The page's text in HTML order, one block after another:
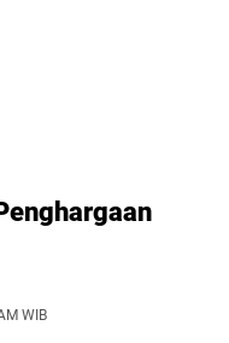
WIB